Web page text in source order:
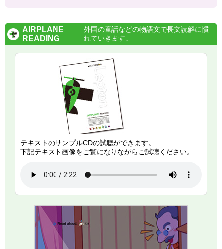
AIRPLANE
READING
外国の童話などの物語文で長文読解に慣
れていきます。
テキストのサンプルCDの試聴ができます。
下記テキスト画像をご覧になりながらご試聴ください。